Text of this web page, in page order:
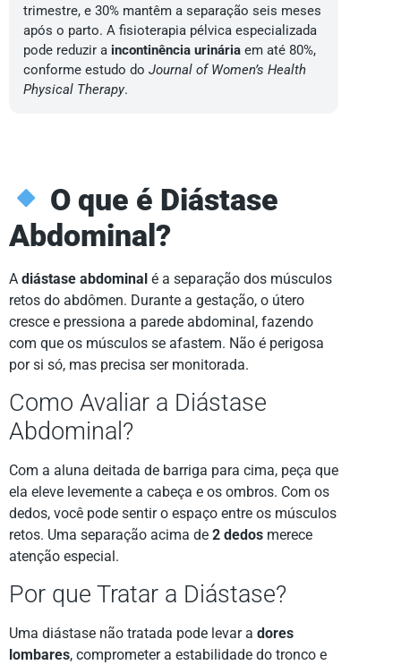
trimestre, e 30% mantêm a separação seis meses
após o parto. A fisioterapia pélvica especializada
pode reduzir a incontinência urinária em até 80%,
conforme estudo do Journal of Women’s Health
Physical Therapy.
O que é Diástase
Abdominal?
A diástase abdominal é a separação dos músculos
retos do abdômen. Durante a gestação, o útero
cresce e pressiona a parede abdominal, fazendo
com que os músculos se afastem. Não é perigosa
por si só, mas precisa ser monitorada.
Como Avaliar a Diástase
Abdominal?
Com a aluna deitada de barriga para cima, peça que
ela eleve levemente a cabeça e os ombros. Com os
dedos, você pode sentir o espaço entre os músculos
retos. Uma separação acima de 2 dedos merece
atenção especial.
Por que Tratar a Diástase?
Uma diástase não tratada pode levar a dores
lombares, comprometer a estabilidade do tronco e